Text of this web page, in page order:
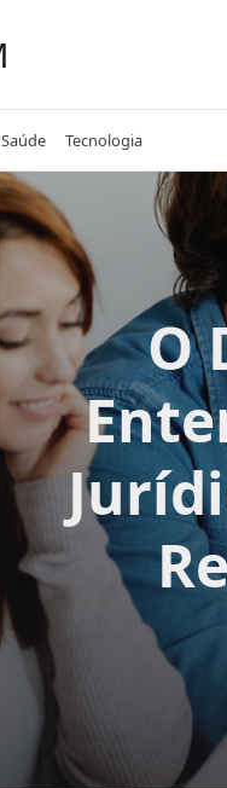
Saúde Tecnologia
O